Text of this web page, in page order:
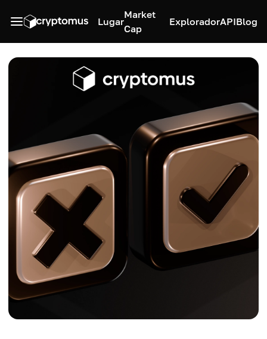
Lugar
Market
Cap
ExploradorAPIBlog